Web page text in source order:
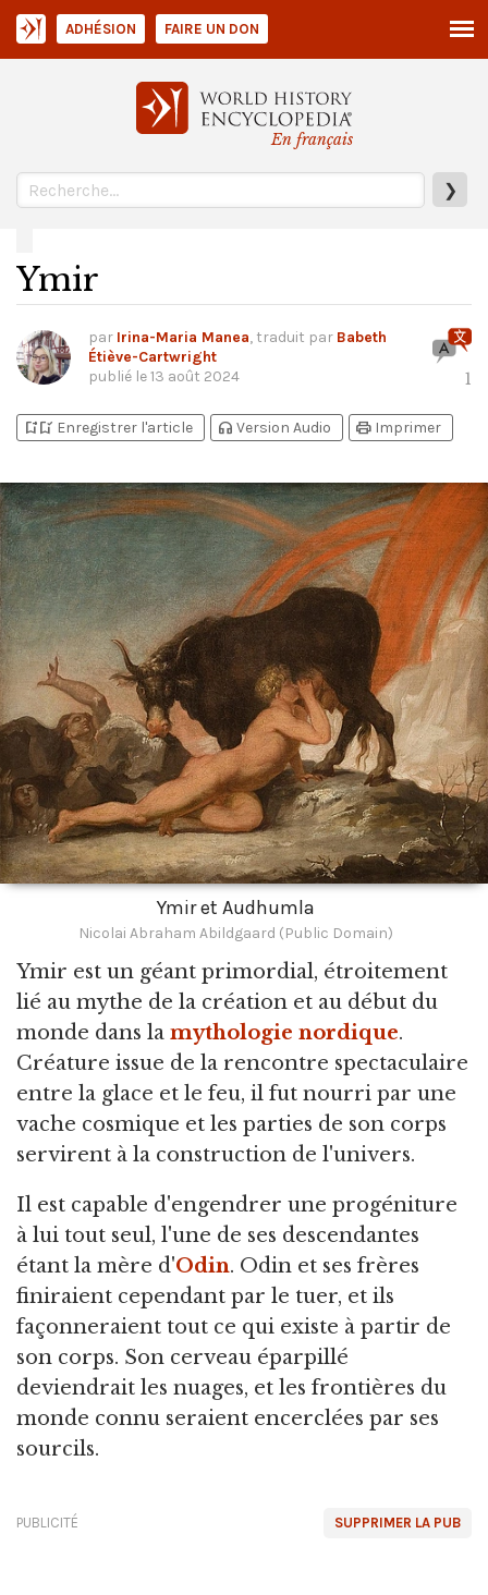
En français
❯
ADHÉSION FAIRE UN DON
Ymir
par Irina-Maria Manea, traduit par Babeth
Étiève-Cartwright
publié le13 août 2024 1
bookmark_addbookmark_added Enregistrer l'article headphones Version Audio print Imprimer
Ymir et Audhumla
Nicolai Abraham Abildgaard (Public Domain)
Ymir est un géant primordial, étroitement
lié au mythe de la création et au début du
monde dans la mythologie nordique.
Créature issue de la rencontre spectaculaire
entre la glace et le feu, il fut nourri par une
vache cosmique et les parties de son corps
servirent à la construction de l'univers.
Il est capable d'engendrer une progéniture
à lui tout seul, l'une de ses descendantes
étant la mère d'Odin. Odin et ses frères
finiraient cependant par le tuer, et ils
façonneraient tout ce qui existe à partir de
son corps. Son cerveau éparpillé
deviendrait les nuages, et les frontières du
monde connu seraient encerclées par ses
sourcils.
SUPPRIMER LA PUB
PUBLICITÉ